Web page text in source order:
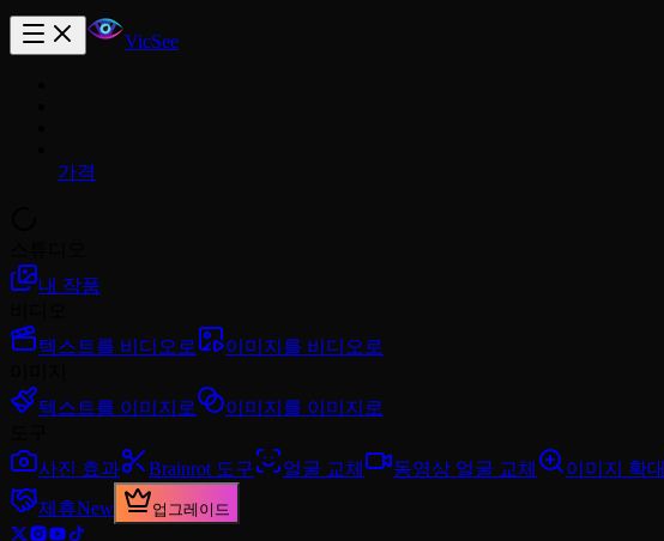
VicSee
가격
내 작품
텍스트를 비디오로
이미지를 비디오로
텍스트를 이미지로
이미지를 이미지로
사진 효과
Brainrot 도구 얼굴 교체 동영상 얼굴 교체 이미지 확대
제휴New 업그레이드